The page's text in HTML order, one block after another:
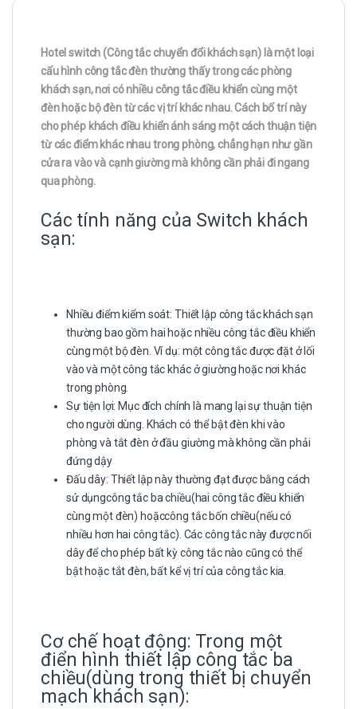
Hotel switch (Công tắc chuyển đổi khách sạn) là một loại
cấu hình công tắc đèn thường thấy trong các phòng
khách sạn, nơi có nhiều công tắc điều khiển cùng một
đèn hoặc bộ đèn từ các vị trí khác nhau. Cách bố trí này
cho phép khách điều khiển ánh sáng một cách thuận tiện
từ các điểm khác nhau trong phòng, chẳng hạn như gần
cửa ra vào và cạnh giường mà không cần phải đi ngang
qua phòng.
Các tính năng của Switch khách
sạn:
Nhiều điểm kiểm soát: Thiết lập công tắc khách sạn
thường bao gồm hai hoặc nhiều công tắc điều khiển
cùng một bộ đèn. Ví dụ: một công tắc được đặt ở lối
vào và một công tắc khác ở giường hoặc nơi khác
trong phòng.
Sự tiện lợi: Mục đích chính là mang lại sự thuận tiện
cho người dùng. Khách có thể bật đèn khi vào
phòng và tắt đèn ở đầu giường mà không cần phải
đứng dậy
Đấu dây: Thiết lập này thường đạt được bằng cách
sử dụngcông tắc ba chiều(hai công tắc điều khiển
cùng một đèn) hoặccông tắc bốn chiều(nếu có
nhiều hơn hai công tắc). Các công tắc này được nối
dây để cho phép bất kỳ công tắc nào cũng có thể
bật hoặc tắt đèn, bất kể vị trí của công tắc kia.
Cơ chế hoạt động: Trong một
điển hình thiết lập công tắc ba
chiều(dùng trong thiết bị chuyển
mạch khách sạn):